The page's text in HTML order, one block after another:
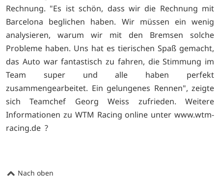
Rechnung. "Es ist schön, dass wir die Rechnung mit
Barcelona beglichen haben. Wir müssen ein wenig
analysieren, warum wir mit den Bremsen solche
Probleme haben. Uns hat es tierischen Spaß gemacht,
das Auto war fantastisch zu fahren, die Stimmung im
Team super und alle haben perfekt
zusammengearbeitet. Ein gelungenes Rennen", zeigte
sich Teamchef Georg Weiss zufrieden. Weitere
Informationen zu WTM Racing online unter www.wtm-
racing.de ?
Nach oben